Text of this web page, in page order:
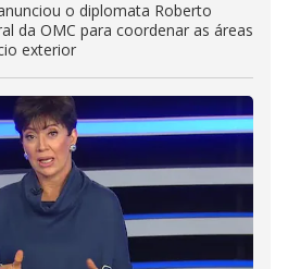
o diplomata Roberto
da OMC para coordenar as áreas
exterior